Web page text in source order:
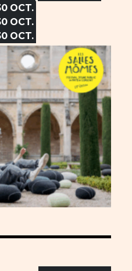
OCT.
OCT.
OCT.